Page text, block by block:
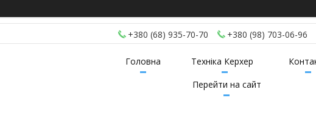
+380 (68) 935-70-70 +380 (98) 703-06-96
Головна Техніка Керхер
Перейти на сайт